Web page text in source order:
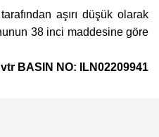
aşırı düşük olarak
38 inci maddesine göre
BASIN NO: ILN02209941